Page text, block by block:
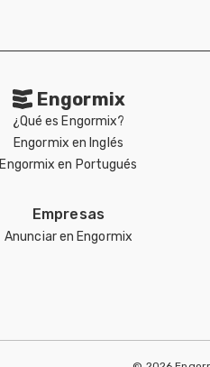
Engormix
¿Qué es Engormix?
Engormix en Inglés
Engormix en Portugués
Empresas
Anunciar en Engormix